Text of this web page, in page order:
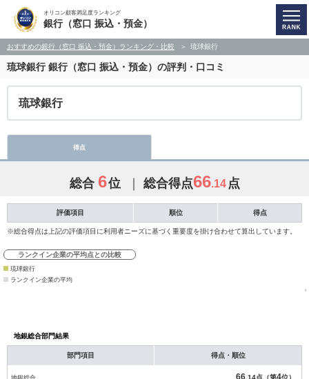
オリコン顧客満足度ランキング
銀行（窓口 振込・預金）
おすすめの銀行（窓口 振込・預金）ランキング・比較 琉球銀行
琉球銀行銀行（窓口 振込・預金）の評判・口コミ
琉球銀行
得点
総合 6位 総合得点66.14 点
評価項目 順位 得点
※総合得点は上記の評価項目に利用者ニーズに基づく重要度を掛け合わせて算出しています。
ランクイン企業の平均点との比較
琉球銀行
ランクイン企業の平均
地銀総合部門結果
部門項目 得点・順位
地銀総合 66 .14点（第4位）